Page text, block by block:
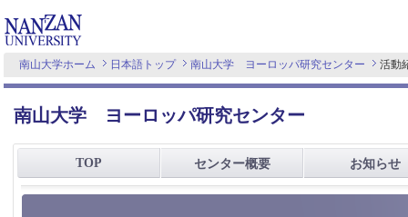
南山大学ホーム 日本語トップ 南山大学 ヨーロッパ研究センター 活動
南山大学 ヨーロッパ研究センター
TOP センター概要 お知らせ